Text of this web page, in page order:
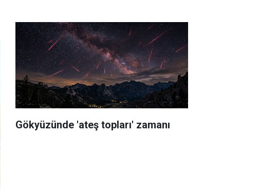
Gökyüzünde 'ateş topları' zamanı